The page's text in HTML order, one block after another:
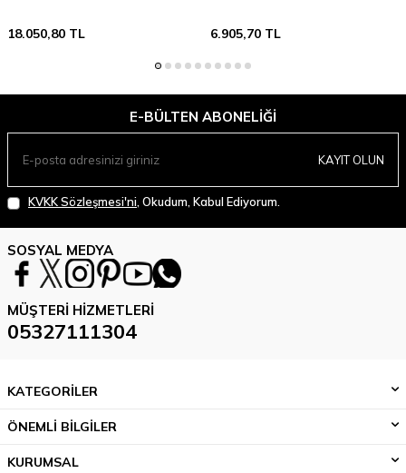
18.050,80 TL 6.905,70TL
E-BÜLTEN ABONELIĞI
KAYIT OLUN
KVKK Sözleşmesi'ni, Okudum, Kabul Ediyorum.
SOSYAL MEDYA
MÜŞTERI HIZMETLERI
05327111304
KATEGORİLER
ÖNEMLİ BİLGİLER
KURUMSAL